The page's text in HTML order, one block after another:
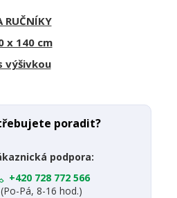
RUČNÍKY
x 140 cm
výšivkou
poradit?
podpora:
+420 728 772 566
(Po-Pá, 8-16 hod.)